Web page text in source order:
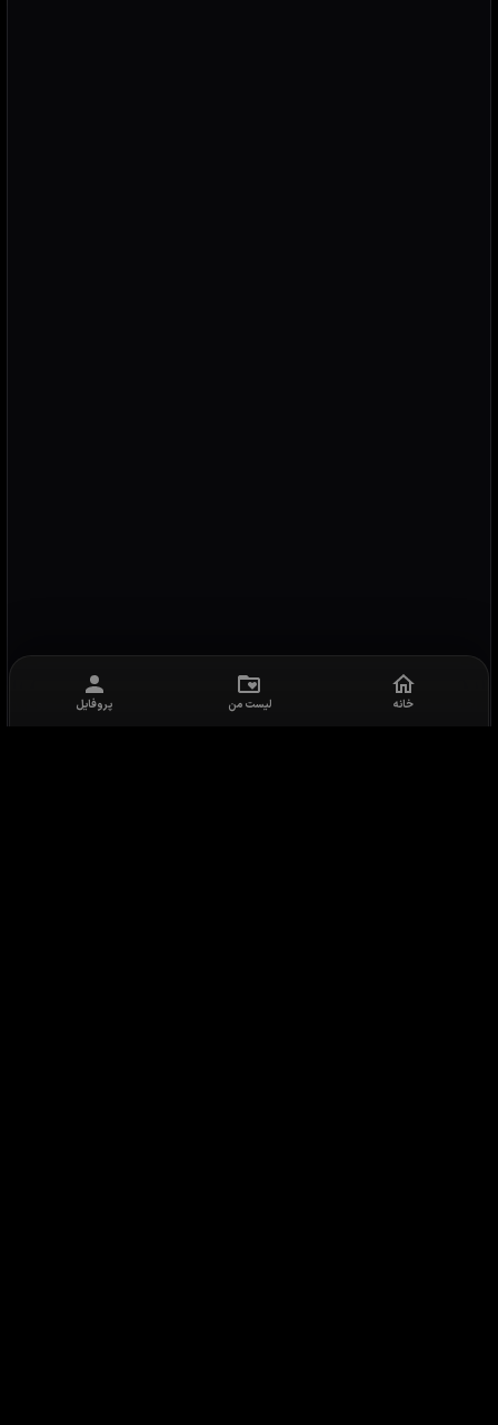
خانه لیست من پروفایل